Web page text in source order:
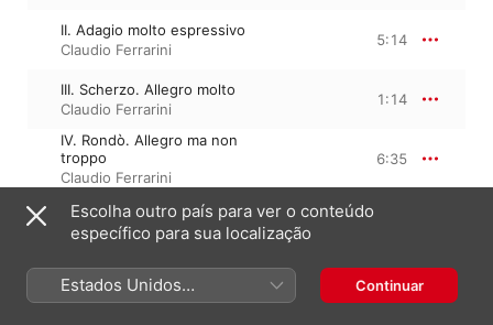
II. Adagio molto espressivo
Claudio Ferrarini
5:14
III. Scherzo. Allegro molto
Claudio Ferrarini
1:14
IV. Rondò. Allegro ma non
troppo
Claudio Ferrarini
6:35
22 de dezembro de 2019
4 faixas, 22 minutos
℗ 2020 Arte Sonora
Escolha outro país para ver o conteúdo
específico para sua localização
Estados Unidos
(Português Brasil)
Continuar